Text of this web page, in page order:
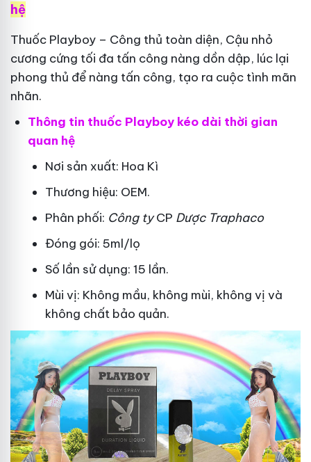
hệ
Thuốc Playboy – Công thủ toàn diện, Cậu nhỏ
cương cứng tối đa tấn công nàng dồn dập, lúc lại
phong thủ để nàng tấn công, tạo ra cuộc tình mãn
nhãn.
Thông tin thuốc Playboy kéo dài thời gian
quan hệ
Nơi sản xuất: Hoa Kì
Thương hiệu: OEM.
Phân phối: Công tyCP Dược Traphaco
Đóng gói: 5ml/lọ
Số lần sử dụng: 15 lần.
Mùi vị: Không mầu, không mùi, không vị và
không chất bảo quản.